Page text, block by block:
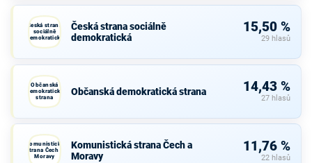
Česká strana
sociálně
demokratická
Česká strana sociálně
demokratická
15,50 %
29 hlasů
Občanská
demokratická
strana
Občanská demokratická strana 14,43 %
27 hlasů
Komunistická
strana Čech a
Moravy
Komunistická strana Čech a
Moravy
11,76 %
22 hlasů